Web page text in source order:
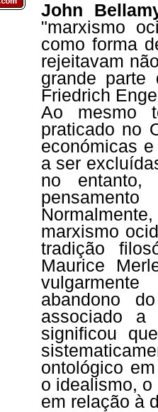
John
"marxismo
como forma
rejeitavam
grande
Friedrich
Ao mesmo
praticado no
económicas
a ser
no
marxismo
tradição
Maurice
abandono
associado
significou
ontológico
o idealismo,
em relação à